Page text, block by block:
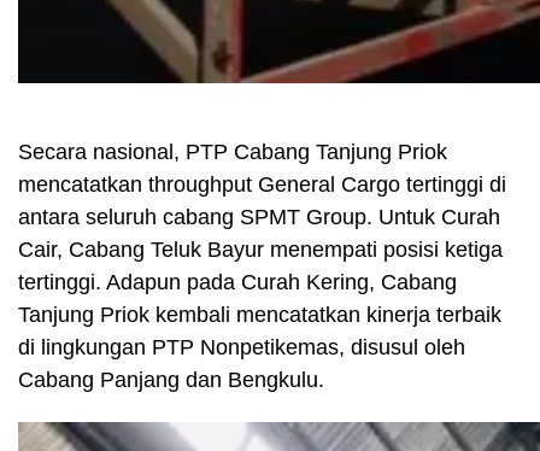
Secara nasional, PTP Cabang Tanjung Priok
mencatatkan throughput General Cargo tertinggi di
antara seluruh cabang SPMT Group. Untuk Curah
Cair, Cabang Teluk Bayur menempati posisi ketiga
tertinggi. Adapun pada Curah Kering, Cabang
Tanjung Priok kembali mencatatkan kinerja terbaik
di lingkungan PTP Nonpetikemas, disusul oleh
Cabang Panjang dan Bengkulu.